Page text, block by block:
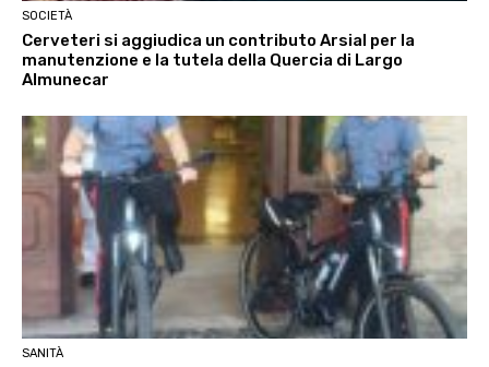
SOCIETÀ
Cerveteri si aggiudica un contributo Arsial per la
manutenzione e la tutela della Quercia di Largo
Almunecar
SANITÀ